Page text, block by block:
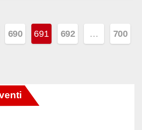
690 691 692 … 700